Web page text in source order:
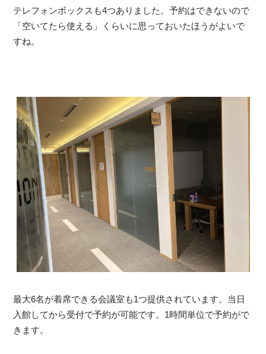
テレフォンボックスも4つありました。予約はできないので
「空いてたら使える」くらいに思っておいたほうがよいで
すね。
最大6名が着席できる会議室も1つ提供されています。当日
入館してから受付で予約が可能です。1時間単位で予約がで
きます。